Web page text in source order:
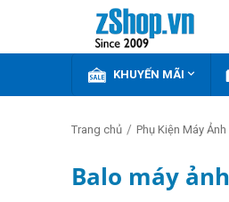
KHUYẾN MÃI 
Trang chủ / Phụ Kiện Máy Ảnh
Balo máy